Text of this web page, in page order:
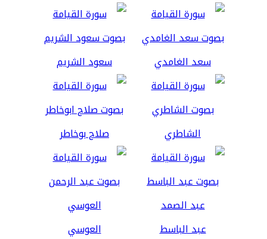
سعد الغامدي سعود الشريم
الشاطري صلاح بوخاطر
عبد الباسط العوسي